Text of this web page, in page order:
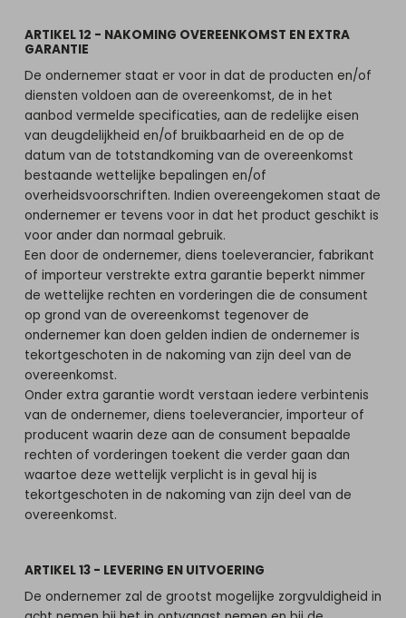
ARTIKEL 12 - NAKOMING OVEREENKOMST EN EXTRA
GARANTIE
De ondernemer staat er voor in dat de producten en/of
diensten voldoen aan de overeenkomst, de in het
aanbod vermelde specificaties, aan de redelijke eisen
van deugdelijkheid en/of bruikbaarheid en de op de
datum van de totstandkoming van de overeenkomst
bestaande wettelijke bepalingen en/of
overheidsvoorschriften. Indien overeengekomen staat de
ondernemer er tevens voor in dat het product geschikt is
voor ander dan normaal gebruik.
Een door de ondernemer, diens toeleverancier, fabrikant
of importeur verstrekte extra garantie beperkt nimmer
de wettelijke rechten en vorderingen die de consument
op grond van de overeenkomst tegenover de
ondernemer kan doen gelden indien de ondernemer is
tekortgeschoten in de nakoming van zijn deel van de
overeenkomst.
Onder extra garantie wordt verstaan iedere verbintenis
van de ondernemer, diens toeleverancier, importeur of
producent waarin deze aan de consument bepaalde
rechten of vorderingen toekent die verder gaan dan
waartoe deze wettelijk verplicht is in geval hij is
tekortgeschoten in de nakoming van zijn deel van de
overeenkomst.
ARTIKEL 13 - LEVERING EN UITVOERING
De ondernemer zal de grootst mogelijke zorgvuldigheid in